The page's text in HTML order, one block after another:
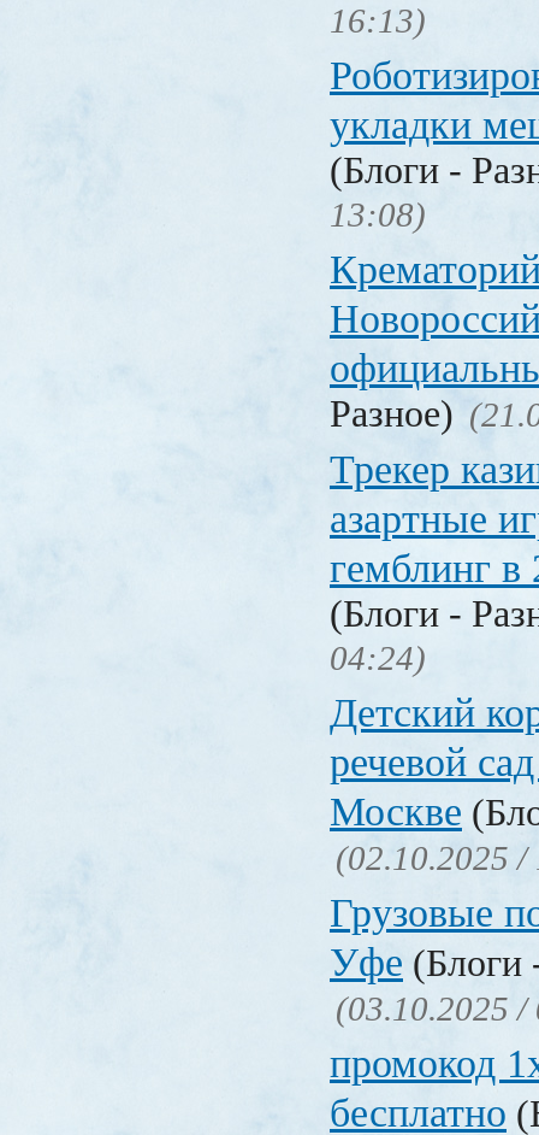
16:13)
укладки
(Блоги -
13:08)
Разное)
Трекер
азартные
гемблинг в
(Блоги -
04:24)
Детский
речевой
Москве
(02.10.2025 /
Грузовые
Уфе (Блоги
(03.10.2025 /
промокод
бесплатно